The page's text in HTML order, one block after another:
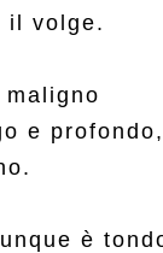
il volge.
maligno
e profondo,
è